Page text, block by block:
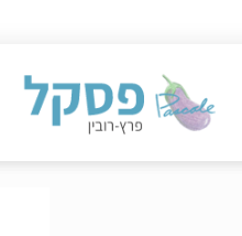
הקולינרי
פסקל